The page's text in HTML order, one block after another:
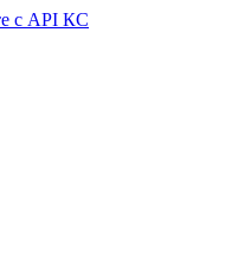
с API КС